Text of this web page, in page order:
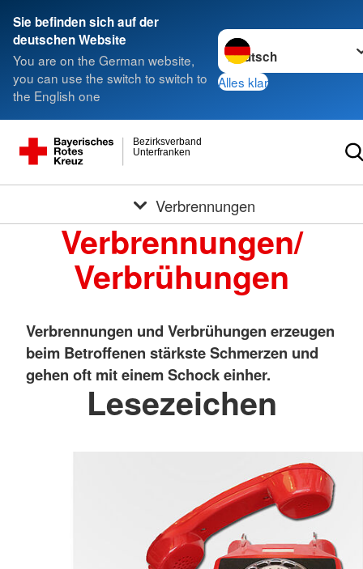
Sie befinden sich auf der
deutschen Website
You are on the German website,
you can use the switch to switch to
the English one
Sprache wechseln zu
Alles klar
Unterfranken
Bezirksverband
Verbrennungen
Verbrennungen/
Verbrühungen
Verbrennungen und Verbrühungen erzeugen
beim Betroffenen stärkste Schmerzen und
gehen oft mit einem Schock einher.
Lesezeichen